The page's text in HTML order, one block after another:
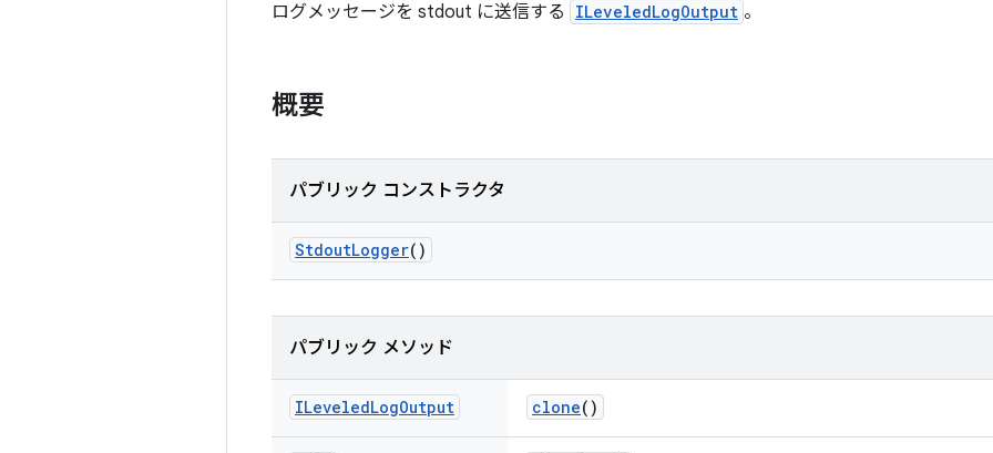
ログメッセージを stdout に送信する ILeveledLogOutput 。
概要
パブリック コンストラクタ
StdoutLogger()
パブリック メソッド
ILeveledLogOutput clone()